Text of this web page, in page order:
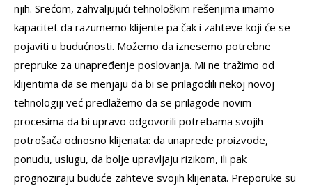
njih. Srećom, zahvaljujući tehnološkim rešenjima imamo
kapacitet da razumemo klijente pa čak i zahteve koji će se
pojaviti u budućnosti. Možemo da iznesemo potrebne
prepruke za unapređenje poslovanja. Mi ne tražimo od
klijentima da se menjaju da bi se prilagodili nekoj novoj
tehnologiji već predlažemo da se prilagode novim
procesima da bi upravo odgovorili potrebama svojih
potrošača odnosno klijenata: da unaprede proizvode,
ponudu, uslugu, da bolje upravljaju rizikom, ili pak
prognoziraju buduće zahteve svojih klijenata. Preporuke su